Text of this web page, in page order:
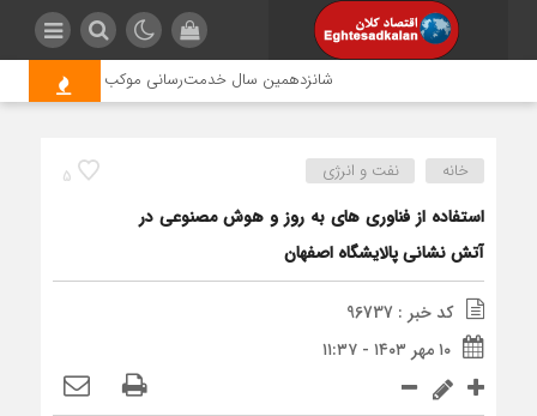
شانزدهمین سال خدمت‌رسانی موکب امام رضا (ع)
5 خانه نفت و انرژی
استفاده از فناوری های به روز و هوش مصنوعی در
آتش نشانی پالایشگاه اصفهان
کد خبر : 96737
۱۰ مهر ۱۴۰۳ - ۱۱:۳۷